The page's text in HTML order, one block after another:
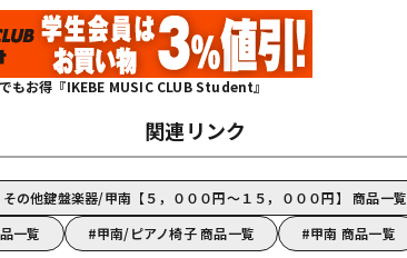
もお得『IKEBE MUSIC CLUB Student』
関連リンク
の他鍵盤楽器/甲南【５，０００円～１５，０００円】 商品一覧
一覧
甲南/ピアノ椅子 商品一覧 甲南 商品一覧